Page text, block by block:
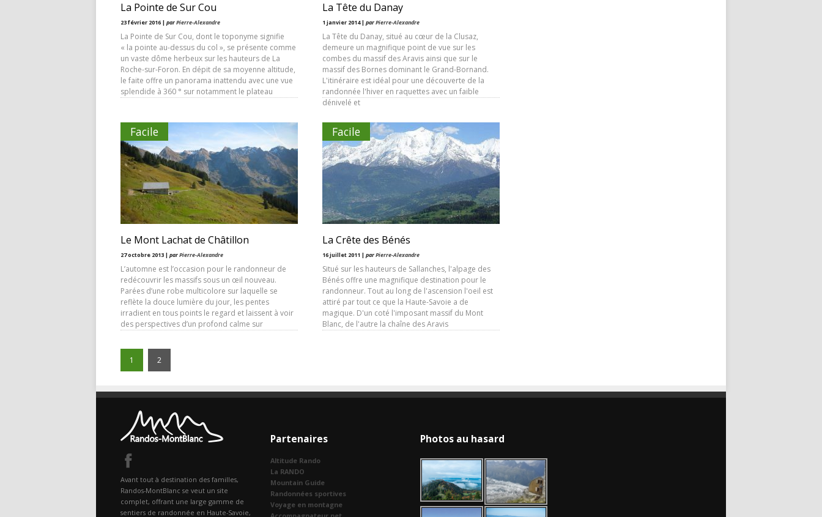
La Pointe de Sur Cou
23 février 2016 | parPierre-Alexandre
La Pointe de Sur Cou, dont le toponyme signifie
« la pointe au-dessus du col », se présente comme
un vaste dôme herbeux sur les hauteurs de La
Roche-sur-Foron. En dépit de sa moyenne altitude,
le faite offre un panorama inattendu avec une vue
splendide à 360 ° sur notamment le plateau
La Tête du Danay
1 janvier 2014 | parPierre-Alexandre
La Tête du Danay, situé au cœur de la Clusaz,
demeure un magnifique point de vue sur les
combes du massif des Aravis ainsi que sur le
massif des Bornes dominant le Grand-Bornand.
L'itinéraire est idéal pour une découverte de la
randonnée l'hiver en raquettes avec un faible
dénivelé et
Facile
Le Mont Lachat de Châtillon
27 octobre 2013 | parPierre-Alexandre
L’automne est l’occasion pour le randonneur de
redécouvrir les massifs sous un œil nouveau.
Parées d’une robe multicolore sur laquelle se
reflète la douce lumière du jour, les pentes
irradient en tous points le regard et laissent à voir
des perspectives d’un profond calme sur
Facile
La Crête des Bénés
16 juillet 2011 | parPierre-Alexandre
Situé sur les hauteurs de Sallanches, l'alpage des
Bénés offre une magnifique destination pour le
randonneur. Tout au long de l'ascension l'oeil est
attiré par tout ce que la Haute-Savoie a de
magique. D'un coté l'imposant massif du Mont
Blanc, de l'autre la chaîne des Aravis
1 2
Avant tout à destination des familles,
Randos-MontBlanc se veut un site
complet, offrant une large gamme de
sentiers de randonnée en Haute-Savoie,
Partenaires
Altitude Rando
La RANDO
Mountain Guide
Randonnées sportives
Voyage en montagne
Photos au hasard